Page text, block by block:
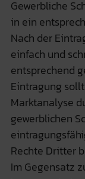
Gewerbliche
in ein
Nach der
einfach und
entsprechend
Eintragung
Marktanalyse
gewerblichen
Rechte Dritter
Im Gegensatz